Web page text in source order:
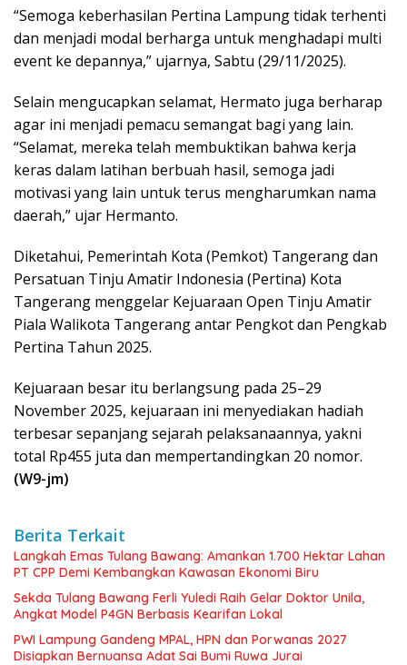
“Semoga keberhasilan Pertina Lampung tidak terhenti
dan menjadi modal berharga untuk menghadapi multi
event ke depannya,” ujarnya, Sabtu (29/11/2025).
Selain mengucapkan selamat, Hermato juga berharap
agar ini menjadi pemacu semangat bagi yang lain.
“Selamat, mereka telah membuktikan bahwa kerja
keras dalam latihan berbuah hasil, semoga jadi
motivasi yang lain untuk terus mengharumkan nama
daerah,” ujar Hermanto.
Diketahui, Pemerintah Kota (Pemkot) Tangerang dan
Persatuan Tinju Amatir Indonesia (Pertina) Kota
Tangerang menggelar Kejuaraan Open Tinju Amatir
Piala Walikota Tangerang antar Pengkot dan Pengkab
Pertina Tahun 2025.
Kejuaraan besar itu berlangsung pada 25–29
November 2025, kejuaraan ini menyediakan hadiah
terbesar sepanjang sejarah pelaksanaannya, yakni
total Rp455 juta dan mempertandingkan 20 nomor.
(W9-jm)
Berita Terkait
Langkah Emas Tulang Bawang: Amankan 1.700 Hektar Lahan
PT CPP Demi Kembangkan Kawasan Ekonomi Biru
Sekda Tulang Bawang Ferli Yuledi Raih Gelar Doktor Unila,
Angkat Model P4GN Berbasis Kearifan Lokal
PWI Lampung Gandeng MPAL, HPN dan Porwanas 2027
Disiapkan Bernuansa Adat Sai Bumi Ruwa Jurai